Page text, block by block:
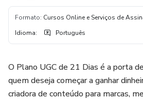
Formato: Cursos Online e Serviços de
Idioma: Português
O Plano UGC de 21 Dias é a porta
quem deseja começar a ganhar
criadora de conteúdo para marcas,